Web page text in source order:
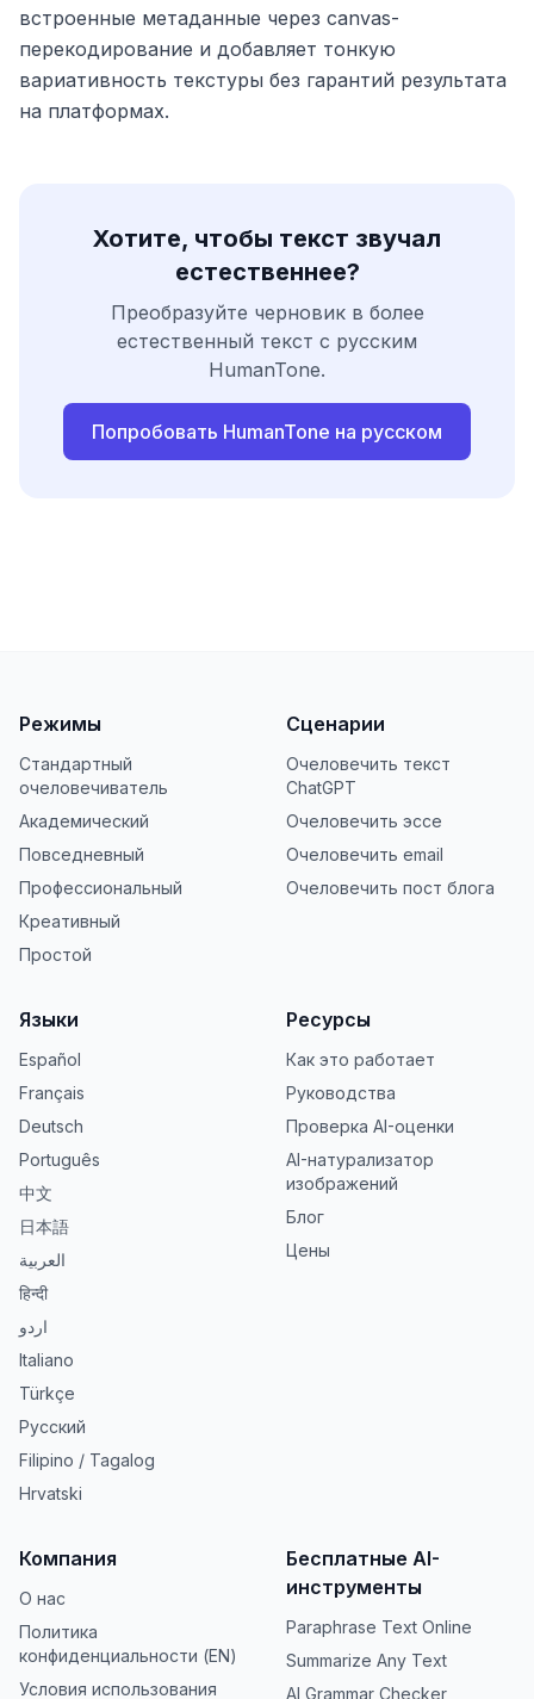
встроенные метаданные через canvas-
перекодирование и добавляет тонкую
вариативность текстуры без гарантий результата
на платформах.
Хотите, чтобы текст звучал
естественнее?
Преобразуйте черновик в более
естественный текст с русским
HumanTone.
Попробовать HumanTone на русском
Режимы
Стандартный
очеловечиватель
Академический
Повседневный
Профессиональный
Креативный
Простой
Сценарии
Очеловечить текст
ChatGPT
Очеловечить эссе
Очеловечить email
Очеловечить пост блога
Языки
Español
Français
Deutsch
Português
中文
日本語
العربية
हिन्दी
اردو
Italiano
Türkçe
Русский
Filipino / Tagalog
Hrvatski
Ресурсы
Как это работает
Руководства
Проверка AI-оценки
AI-натурализатор
изображений
Блог
Цены
Компания
О нас
Политика
конфиденциальности (EN)
Условия использования
Бесплатные AI-
инструменты
Paraphrase Text Online
Summarize Any Text
AI Grammar Checker